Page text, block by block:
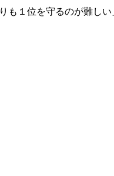
１位を守るのが難し